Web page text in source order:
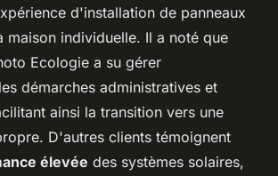
d'installation de panneaux
maison individuelle. Il a noté que
Ecologie a su gérer
démarches administratives et
ainsi la transition vers une
D'autres clients témoignent
élevée des systèmes solaires,